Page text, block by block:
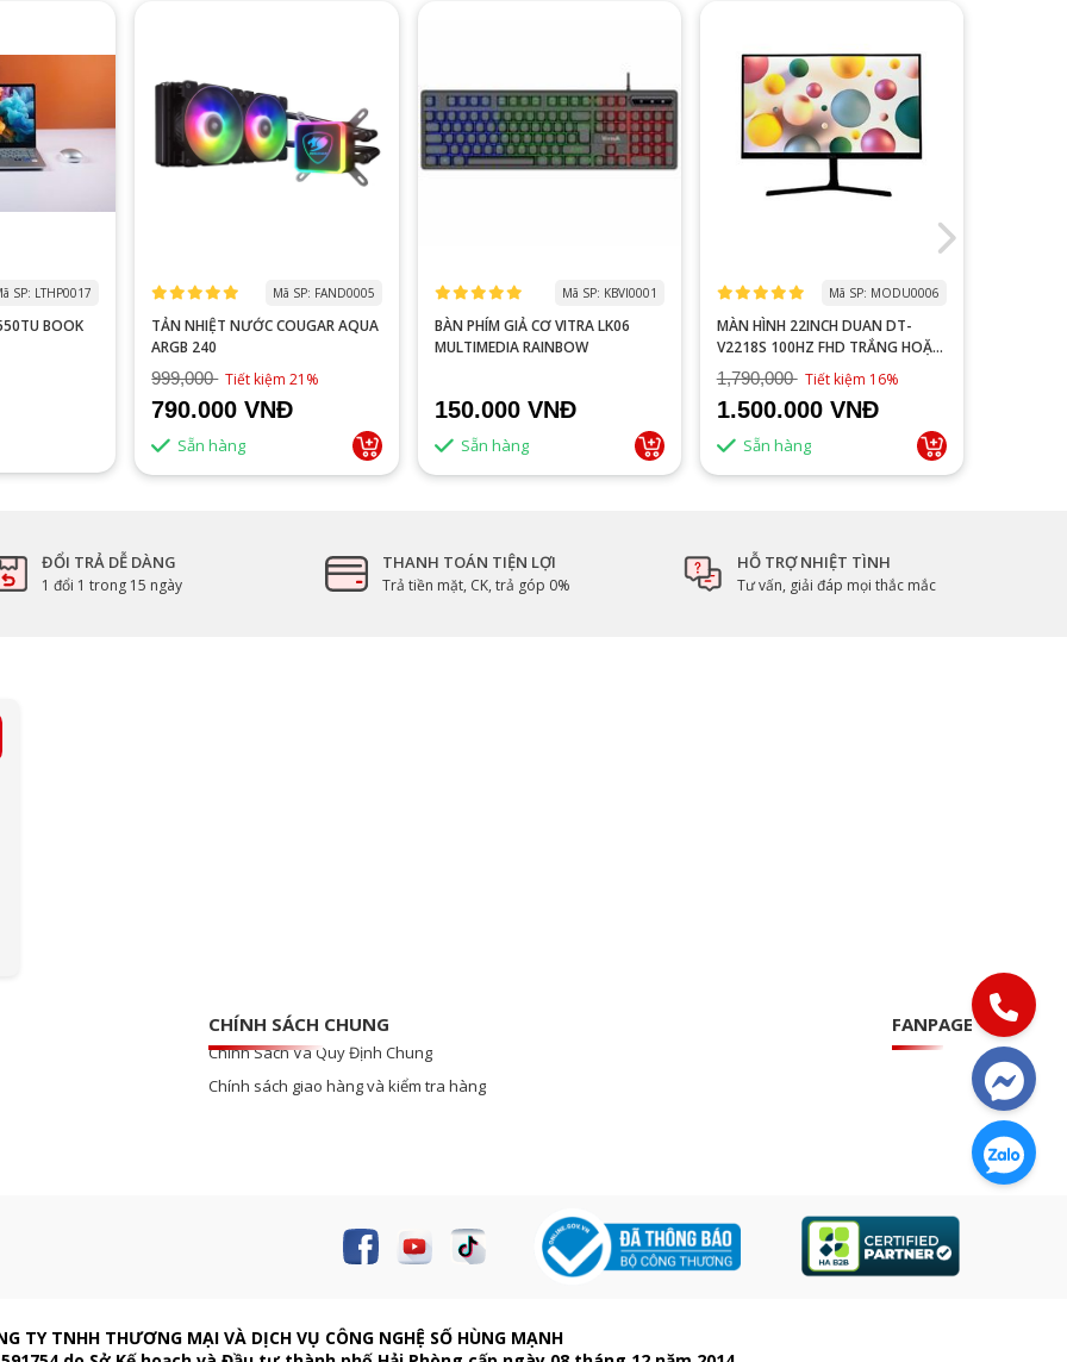
SP: LTHP0017
BOOK
Mã SP: FAND0005
TẢN NHIỆT NƯỚC COUGAR AQUA
ARGB 240
999,000 Tiết kiệm 21%
790.000 VNĐ
Sẵn hàng
Mã SP: KBVI0001
BÀN PHÍM GIẢ CƠ VITRA LK06
MULTIMEDIA RAINBOW
150.000 VNĐ
Sẵn hàng
Mã SP: MODU0006
MÀN HÌNH 22INCH DUAN DT-
V2218S 100HZ FHD TRẮNG HOẶC
ĐEN
1,790,000 Tiết kiệm 16%
1.500.000 VNĐ
Sẵn hàng
ĐỔI TRẢ DỄ DÀNG
1 đổi 1 trong 15 ngày
THANH TOÁN TIỆN LỢI
Trả tiền mặt, CK, trả góp 0%
HỖ TRỢ NHIỆT TÌNH
Tư vấn, giải đáp mọi thắc mắc
CHÍNH SÁCH CHUNG
Chính Sách Và Quy Định Chung
Chính sách giao hàng và kiểm tra hàng
FANPAGE
TY TNHH THƯƠNG MẠI VÀ DỊCH VỤ CÔNG NGHỆ SỐ HÙNG MẠNH